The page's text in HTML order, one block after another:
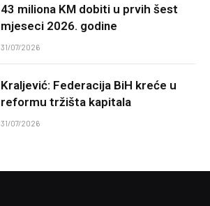
43 miliona KM dobiti u prvih šest
mjeseci 2026. godine
31/07/2026
Kraljević: Federacija BiH kreće u
reformu tržišta kapitala
31/07/2026